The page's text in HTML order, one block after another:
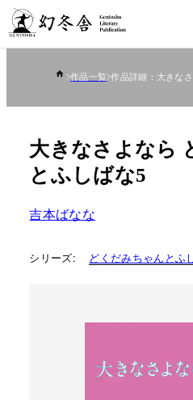
作品一覧 作品詳細：大きな
大きなさよなら
とふしばな5
吉本ばなな
シリーズ: どくだみちゃんとふ